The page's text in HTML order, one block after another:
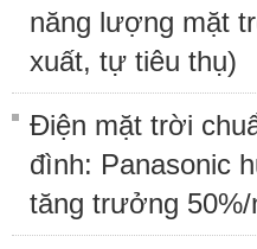
năng lượng mặt
xuất, tự tiêu thụ)
Điện mặt trời
đình: Panasonic
tăng trưởng 50%/